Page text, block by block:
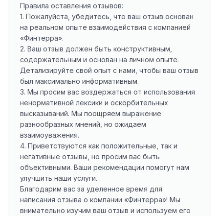
Правила оставления отзывов:
1. Пожалуйста, убедитесь, что ваш отзыв основан
на реальном опыте взаимодействия с компанией
«Финтерра».
2. Ваш отзыв должен быть конструктивным,
содержательным и основан на личном опыте.
Детализируйте свой опыт с нами, чтобы ваш отзыв
был максимально информативным.
3. Мы просим вас воздержаться от использования
ненормативной лексики и оскорбительных
высказываний. Мы поощряем выражение
разнообразных мнений, но ожидаем
взаимоуважения.
4. Приветствуются как положительные, так и
негативные отзывы, но просим вас быть
объективными. Ваши рекомендации помогут нам
улучшить наши услуги.
Благодарим вас за уделенное время для
написания отзыва о компании «Финтерра»! Мы
внимательно изучим ваш отзыв и используем его